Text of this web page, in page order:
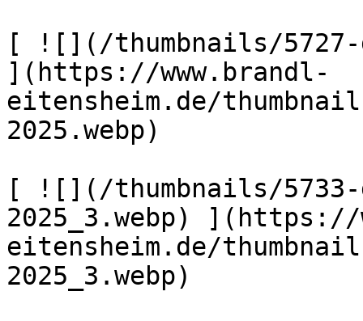
[ ![](/thumbnails/5727-
](https://www.brandl-
eitensheim.de/
2025.webp)
[ ![](/thumbnails/5733-
2025_3.webp) ](https://
eitensheim.de/
2025_3.webp)